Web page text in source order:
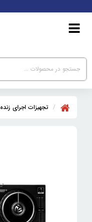
تجهیزات اجرای زنده